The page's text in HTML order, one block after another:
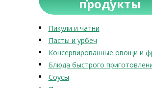
продукты
Пикули и чатни
Пасты и урбеч
Консервированные овощи и
Блюда быстрого
Соусы